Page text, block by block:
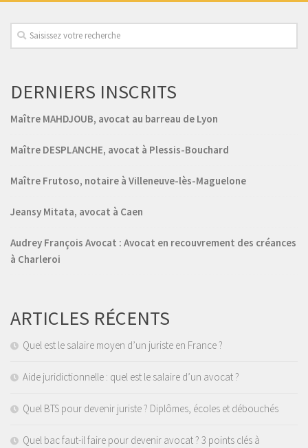
DERNIERS INSCRITS
Maître MAHDJOUB, avocat au barreau de Lyon
Maître DESPLANCHE, avocat à Plessis-Bouchard
Maître Frutoso, notaire à Villeneuve-lès-Maguelone
Jeansy Mitata, avocat à Caen
Audrey François Avocat : Avocat en recouvrement des créances
à Charleroi
ARTICLES RÉCENTS
Quel est le salaire moyen d’un juriste en France ?
Aide juridictionnelle : quel est le salaire d’un avocat ?
Quel BTS pour devenir juriste ? Diplômes, écoles et débouchés
Quel bac faut-il faire pour devenir avocat ? 3 points clés à